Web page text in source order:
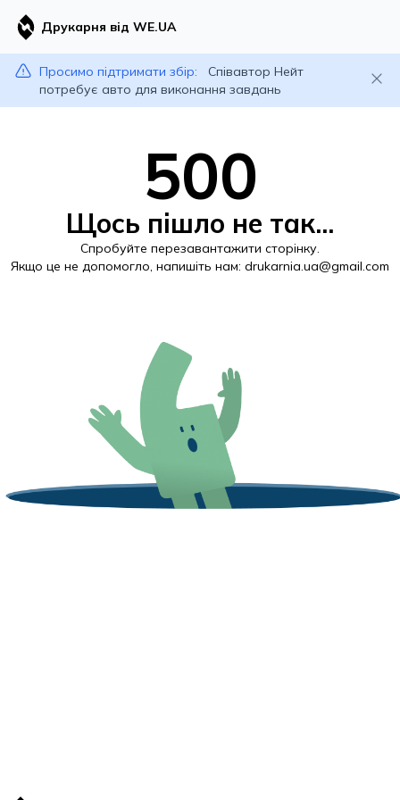
Друкарня від WE.UA
Просимо підтримати збір:
Співавтор Нейт
потребує авто для виконання завдань
500
Щось пішло не так...
Спробуйте перезавантажити сторінку.
Якщо це не допомогло, напишіть нам: drukarnia.ua@gmail.com